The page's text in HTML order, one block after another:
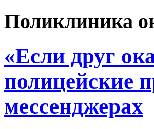
Поликлиника
«Если друг
полицейские
мессенджерах